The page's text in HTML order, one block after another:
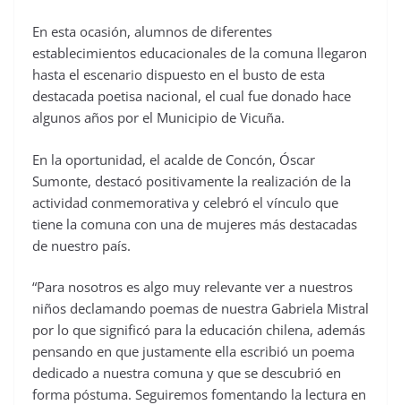
En esta ocasión, alumnos de diferentes
establecimientos educacionales de la comuna llegaron
hasta el escenario dispuesto en el busto de esta
destacada poetisa nacional, el cual fue donado hace
algunos años por el Municipio de Vicuña.
En la oportunidad, el acalde de Concón, Óscar
Sumonte, destacó positivamente la realización de la
actividad conmemorativa y celebró el vínculo que
tiene la comuna con una de mujeres más destacadas
de nuestro país.
“Para nosotros es algo muy relevante ver a nuestros
niños declamando poemas de nuestra Gabriela Mistral
por lo que significó para la educación chilena, además
pensando en que justamente ella escribió un poema
dedicado a nuestra comuna y que se descubrió en
forma póstuma. Seguiremos fomentando la lectura en